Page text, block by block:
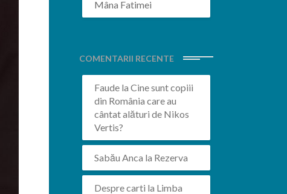
Mâna Fatimei
COMENTARII RECENTE
Faudela Cine sunt copiii
din România care au
cântat alături de Nikos
Vertis?
Sabău Anca la Rezerva
Despre carti la Limba